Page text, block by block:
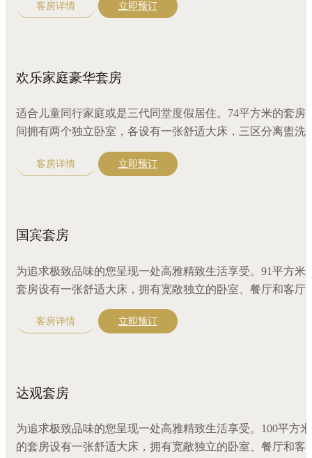
旷神怡。卧房设有一张大床和一张单人小床，配有咖啡机、
客房详情 立即预订
欢乐家庭豪华套房
适合儿童同行家庭或是三代同堂度假居住。74平方米的套房
间拥有两个独立卧室，各设有一张舒适大床，三区分离盥洗
室，满足住客同时使用。置身于此房型中，两个卧房都能欣
到优美庭园景致。
客房详情 立即预订
国宾套房
为追求极致品味的您呈现一处高雅精致生活享受。91平方米
套房设有一张舒适大床，拥有宽敞独立的卧室、餐厅和客厅
尽享优美景色，令人心旷神怡。配备吧台、三区分离盥洗室
咖啡机，更有全套奢华沐浴精品。宽敞的独立更衣空间，尽
客房详情 立即预订
达观套房
为追求极致品味的您呈现一处高雅精致生活享受。100平方米
的套房设有一张舒适大床，拥有宽敞独立的卧室、餐厅和客